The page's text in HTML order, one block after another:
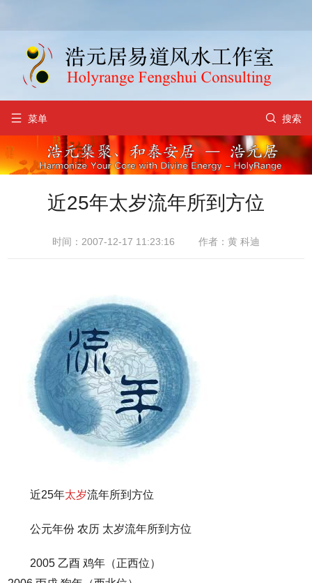
 菜单  搜索
近25年太岁流年所到方位
时间：2007-12-17 11:23:16 作者：黄 科迪
近25年太岁流年所到方位
公元年份 农历 太岁流年所到方位
2005 乙酉 鸡年（正西位）